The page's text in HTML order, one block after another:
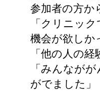
参加者の方か
「クリニッ
機会が欲しか
「他の人の
「みんなが
がでました」